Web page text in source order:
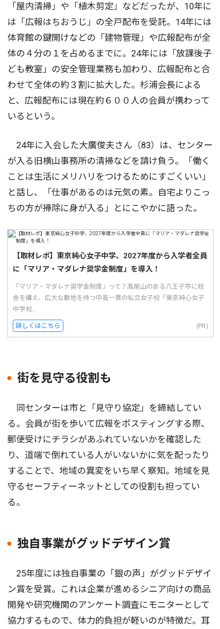
「屋内清掃」や「植木剪定」などだったが、10年に
は「広報はちおうじ」の全戸配布を受託。14年には
体育館の鍵開けなどの「建物管理」や広報配布が全
体の４分の１を占めるまでに。24年には「放課後子
ども教室」の安全管理業務も加わり、広報配布と合
わせて全体の約３割に拡大した。杉浦会長による
と、広報配布には現在約６００人の会員が携わって
いるという。
24年に入会した大廣俊夫さん（83）は、センター
が入る旧横山事務所の清掃などを請け負う。「働く
ことは生活にメリハリをつけるためにすごくいい」
と話し、「仕事があるのは元気の素。自宅よりこっ
ちの方が掃除に身が入る」とにこやかに語った。
【取材レポ】東京純心女子中学、2027年度から入学者全員
に「マリア・マダレナ奨学金制度」を導入！
「マリア・マダレナ奨学金制度」って？高尾山のある八王子市に校
舎を構え、広大な敷地を持つ中高一貫の私立女子校「東京純心女子
中学校...
詳しくはこちら (PR)
街を見守る役割も
同センターは市と「見守り協定」を締結してい
る。会員が街を歩いて広報をポスティングする際、
郵便受けにチラシがあふれていないかを確認した
り、道端で倒れている人がいないかに気を配ったり
することで、地域の異変をいち早く察知。地域を見
守るセーフティーネットとしての役割も担ってい
る。
独自事業がグッドデザイン賞
25年度には独自事業の「銀の声」がグッドデザイ
ン賞を受賞。これは企業が進めるシニア向けの商品
開発や研究機関のアンケート調査にモニターとして
協力するもので、体力的負担が軽いのが特徴だ。耳